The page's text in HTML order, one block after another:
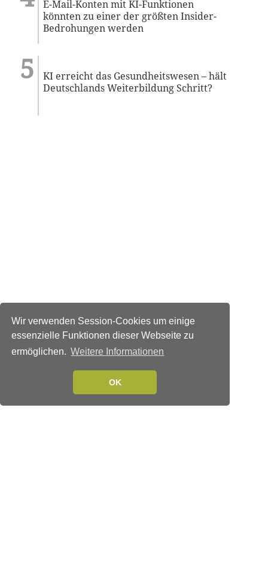
Wir verwenden Session-Cookies um einige
essenzielle Funktionen dieser Webseite zu
ermöglichen. Weitere Informationen
OK
E-Mail-Konten mit KI-Funktionen
könnten zu einer der größten Insider-
Bedrohungen werden
KI erreicht das Gesundheitswesen – hält
Deutschlands Weiterbildung Schritt?